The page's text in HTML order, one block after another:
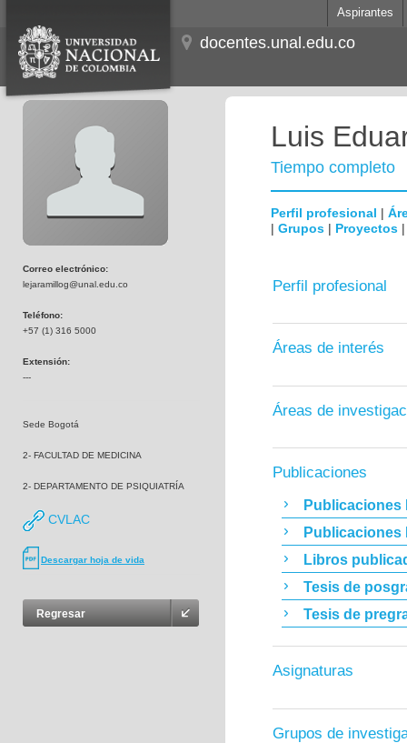
Aspirantes
docentes.unal.edu.co
Correo electrónico:
lejaramillog@unal.edu.co
Teléfono:
+57 (1) 316 5000
Extensión:
---
Sede Bogotá
2- FACULTAD DE MEDICINA
2- DEPARTAMENTO DE PSIQUIATRÍA
CVLAC
Descargar hoja de vida
Regresar
Luis
Tiempo completo
Perfil profesional |
| Grupos | Proyectos
Perfil profesional
Áreas de interés
Áreas de
Publicaciones
Publicaciones
Publicaciones
Libros
Tesis de
Tesis de
Asignaturas
Grupos de